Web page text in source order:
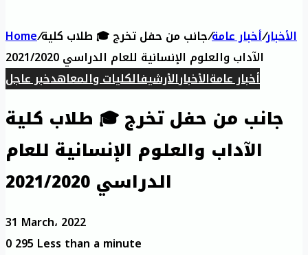
Home/ الأخبار/أخبار عامة/جانب من حفل تخرج 🎓 طلاب كلية
الآداب والعلوم الإنسانية للعام الدراسي 2021/2020
أخبار عامةالأخبارالأرشيفالكليات والمعاهدخبر عاجل
جانب من حفل تخرج 🎓 طلاب كلية
الآداب والعلوم الإنسانية للعام
الدراسي 2021/2020
31 March، 2022
0295 Less than a minute